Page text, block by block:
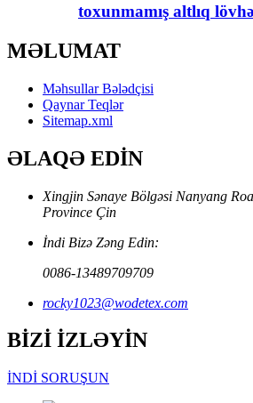
toxunmamış altlıq
MƏLUMAT
Məhsullar Bələdçisi
Qaynar Teqlər
Sitemap.xml
ƏLAQƏ EDİN
Xingjin Sənaye Bölgəsi Nanyang
Province Çin
İndi Bizə Zəng Edin:
0086-13489709709
rocky1023@wodetex.com
BİZİ İZLƏYİN
İNDİ SORUŞUN